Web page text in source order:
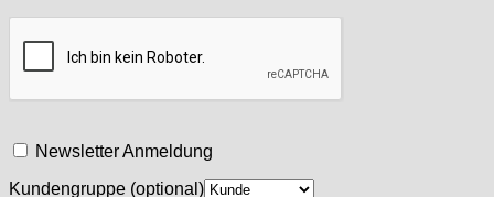
Newsletter Anmeldung
Kundengruppe (optional)